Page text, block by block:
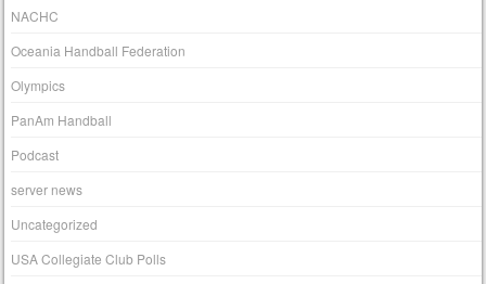
NACHC
Oceania Handball Federation
Olympics
PanAm Handball
Podcast
server news
Uncategorized
USA Collegiate Club Polls